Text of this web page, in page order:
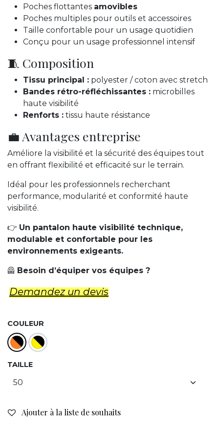
Poches flottantes amovibles
Poches multiples pour outils et accessoires
Taille confortable pour un usage quotidien
Conçu pour un usage professionnel intensif
🧵 Composition
Tissu principal : polyester / coton avec stretch
Bandes rétro-réfléchissantes : microbilles
haute visibilité
Renforts : tissu haute résistance
💼 Avantages entreprise
Améliore la visibilité et la sécurité des équipes tout
en offrant flexibilité et efficacité sur le terrain.
Idéal pour les professionnels recherchant
performance, modularité et conformité haute
visibilité.
👉 Un pantalon haute visibilité technique,
modulable et confortable pour les
environnements exigeants.
🦺 Besoin d’équiper vos équipes ?
Demandez un d​evis
COULEUR
TAILLE
Ajouter à la liste de souhaits